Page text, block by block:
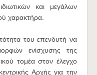
και μεγάλων
χαρακτήρα.
του επενδυτή να
ενίσχυσης της
τομέα στον έλεγχο
Αρχής για την